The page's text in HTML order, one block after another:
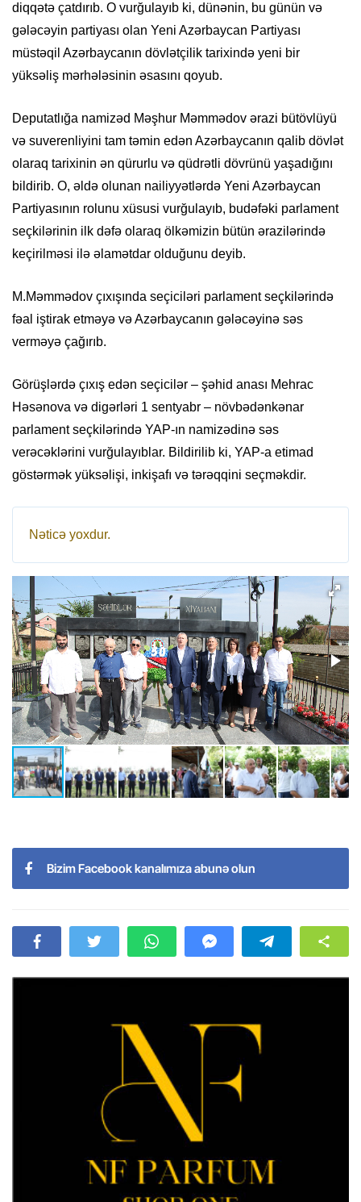
diqqətə çatdırıb. O vurğulayıb ki, dünənin, bu günün və
gələcəyin partiyası olan Yeni Azərbaycan Partiyası
müstəqil Azərbaycanın dövlətçilik tarixində yeni bir
yüksəliş mərhələsinin əsasını qoyub.
Deputatlığa namizəd Məşhur Məmmədov ərazi bütövlüyü
və suverenliyini tam təmin edən Azərbaycanın qalib dövlət
olaraq tarixinin ən qürurlu və qüdrətli dövrünü yaşadığını
bildirib. O, əldə olunan nailiyyətlərdə Yeni Azərbaycan
Partiyasının rolunu xüsusi vurğulayıb, budəfəki parlament
seçkilərinin ilk dəfə olaraq ölkəmizin bütün ərazilərində
keçirilməsi ilə əlamətdar olduğunu deyib.
M.Məmmədov çıxışında seçiciləri parlament seçkilərində
fəal iştirak etməyə və Azərbaycanın gələcəyinə səs
verməyə çağırıb.
Görüşlərdə çıxış edən seçicilər – şəhid anası Mehrac
Həsənova və digərləri 1 sentyabr – növbədənkənar
parlament seçkilərində YAP-ın namizədinə səs
verəcəklərini vurğulayıblar. Bildirilib ki, YAP-a etimad
göstərmək yüksəlişi, inkişafı və tərəqqini seçməkdir.
Nəticə yoxdur.
Bizim Facebook kanalımıza abunə olun